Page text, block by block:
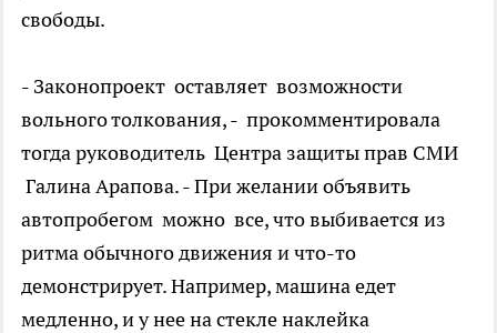
свободы.
- Законопроект оставляет возможности
вольного толкования, - прокомментировала
тогда руководитель Центра защиты прав СМИ
Галина Арапова. - При желании объявить
автопробегом можно все, что выбивается из
ритма обычного движения и что-то
демонстрирует. Например, машина едет
медленно, и у нее на стекле наклейка